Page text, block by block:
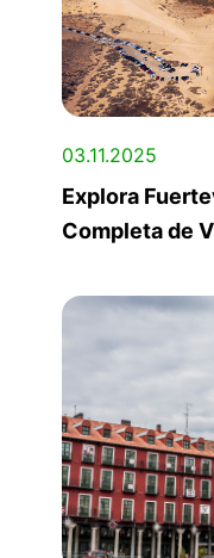
03.11.2025
Explora
Completa de